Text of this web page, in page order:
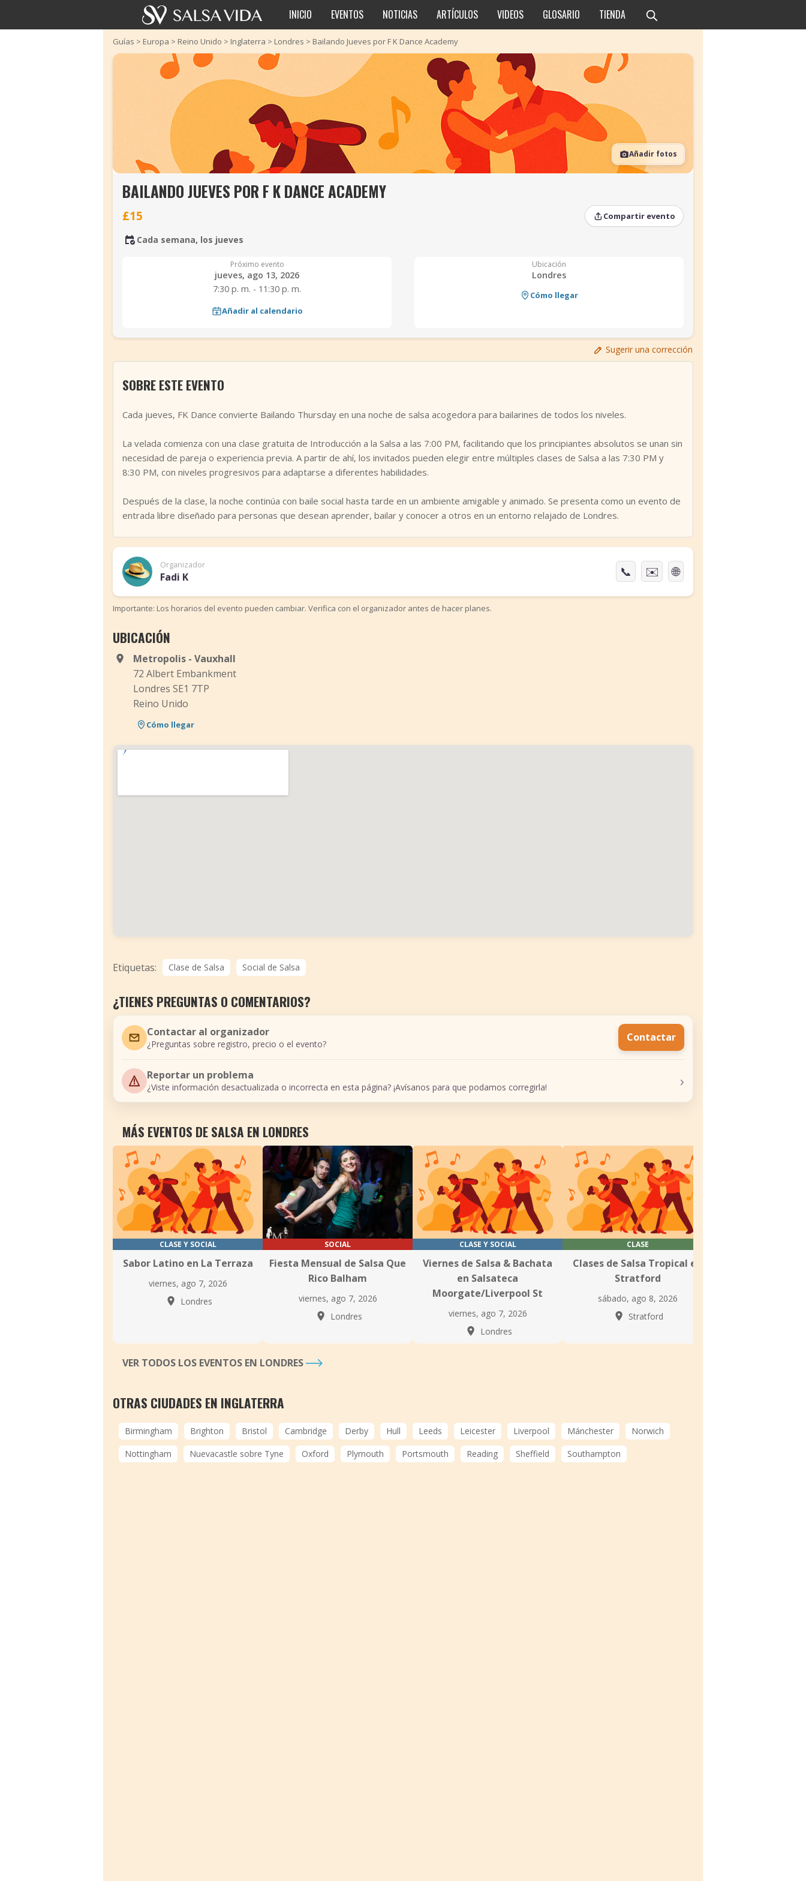
INICIO EVENTOS NOTICIAS ARTÍCULOS VIDEOS GLOSARIO TIENDA
Guías > Europa > Reino Unido > Inglaterra > Londres > Bailando Jueves por F K Dance Academy
Añadir fotos
BAILANDO JUEVES POR F K DANCE ACADEMY
£15 Compartir evento
Cada semana, los jueves
Próximo evento
jueves, ago 13, 2026
7:30 p. m. - 11:30 p. m.
Añadir al calendario
Ubicación
Londres
Cómo llegar
Sugerir una corrección
SOBRE ESTE EVENTO
Cada jueves, FK Dance convierte Bailando Thursday en una noche de salsa acogedora para bailarines de todos los niveles.
La velada comienza con una clase gratuita de Introducción a la Salsa a las 7:00 PM, facilitando que los principiantes absolutos se unan sin
necesidad de pareja o experiencia previa. A partir de ahí, los invitados pueden elegir entre múltiples clases de Salsa a las 7:30 PM y
8:30 PM, con niveles progresivos para adaptarse a diferentes habilidades.
Después de la clase, la noche continúa con baile social hasta tarde en un ambiente amigable y animado. Se presenta como un evento de
entrada libre diseñado para personas que desean aprender, bailar y conocer a otros en un entorno relajado de Londres.
Organizador
Fadi K 📞 ✉️ 🌐
Importante: Los horarios del evento pueden cambiar. Verifica con el organizador antes de hacer planes.
UBICACIÓN
Metropolis - Vauxhall
72 Albert Embankment
Londres SE1 7TP
Reino Unido
Cómo llegar
Etiquetas: Clase de Salsa Social de Salsa
¿TIENES PREGUNTAS O COMENTARIOS?
Contactar al organizador
¿Preguntas sobre registro, precio o el evento? Contactar
Reportar un problema
¿Viste información desactualizada o incorrecta en esta página? ¡Avísanos para que podamos corregirla! ›
MÁS EVENTOS DE SALSA EN LONDRES
CLASE Y SOCIAL
Sabor Latino en La Terraza
viernes, ago 7, 2026
Londres
SOCIAL
Fiesta Mensual de Salsa Que
Rico Balham
viernes, ago 7, 2026
Londres
CLASE Y SOCIAL
Viernes de Salsa & Bachata
en Salsateca
Moorgate/Liverpool St
viernes, ago 7, 2026
Londres
CLASE
Clases de Salsa Tropical en
Stratford
sábado, ago 8, 2026
Stratford
VER TODOS LOS EVENTOS EN LONDRES
OTRAS CIUDADES EN INGLATERRA
Birmingham Brighton Bristol Cambridge Derby Hull Leeds Leicester Liverpool Mánchester
Norwich
Nottingham
Nuevacastle sobre Tyne Oxford Plymouth Portsmouth Reading Sheffield Southampton